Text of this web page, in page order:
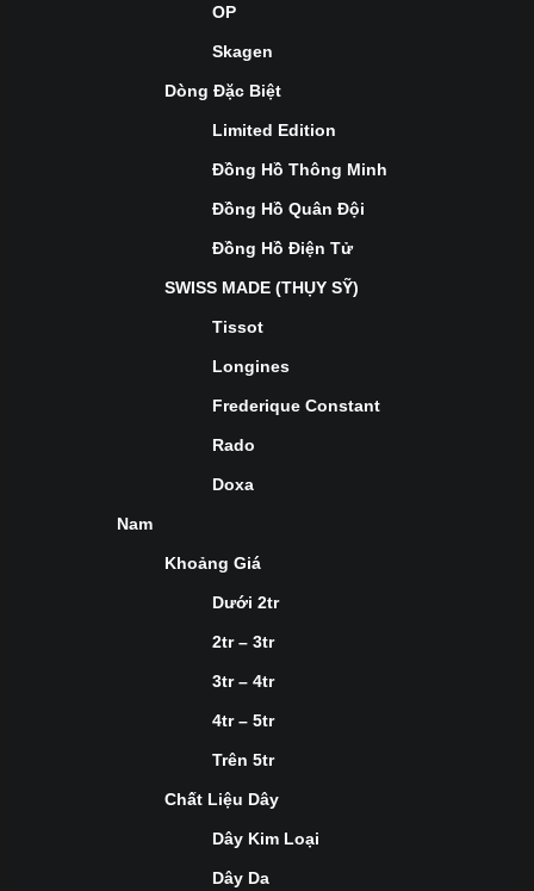
OP
Skagen
Dòng Đặc Biệt
Limited Edition
Đồng Hồ Thông Minh
Đồng Hồ Quân Đội
Đồng Hồ Điện Tử
SWISS MADE (THỤY SỸ)
Tissot
Longines
Frederique Constant
Rado
Doxa
Nam
Khoảng Giá
Dưới 2tr
2tr – 3tr
3tr – 4tr
4tr – 5tr
Trên 5tr
Chất Liệu Dây
Dây Kim Loại
Dây Da